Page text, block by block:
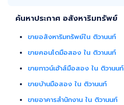
ค้นหาประกาศ อสังหาริมทรัพย์
ขายอสังหาริมทรัพย์ใน ติวานนท์
ขายคอนโดมือสอง ใน ติวานนท์
ขายทาวน์เฮ้าส์มือสอง ใน ติวานนท์
ขายบ้านมือสอง ใน ติวานนท์
ขายอาคารสำนักงาน ใน ติวานนท์